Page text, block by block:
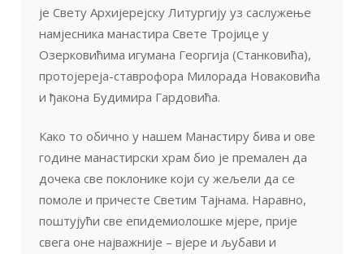
је Свету Архијерејску Литургију уз саслужење
намјесника манастира Свете Тројице у
Озерковићима игумана Георгија (Станковића),
протојереја-ставрофора Милорада Новаковића
и ђакона Будимира Гардовића.
Како то обично у нашем Манастиру бива и ове
године манастирски храм био је премален да
дочека све поклонике који су жељели да се
помоле и причесте Светим Тајнама. Наравно,
поштујући све епидемиолошке мјере, прије
свега оне најважније – вјере и љубави и